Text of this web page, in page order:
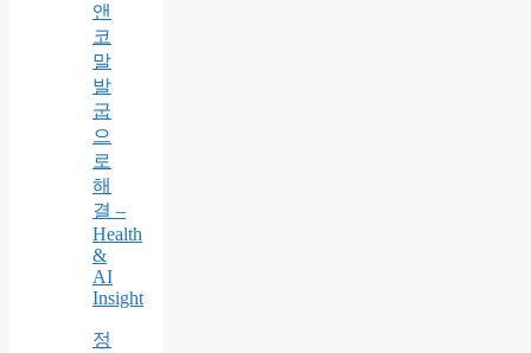
앤
코
말
발
굽
으
로
해
결 –
Health
&
AI
Insight
정